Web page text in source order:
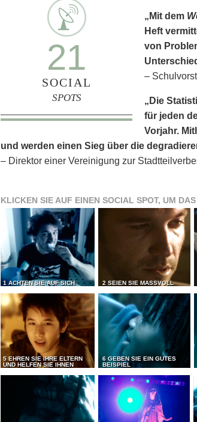
21
SOCIAL
SPOTS
„Mit dem
Heft
von
–
„Die
für jeden
Vorjahr.
und werden einen Sieg über die
– Direktor einer Vereinigung zur
KLICKEN SIE AUF EINEN SOCIAL SPOT, UM
1 ACHTEN SIE AUF SICH 2 SEIEN SIE MASSVOLL
5 EHREN SIE IHRE ELTERN
UND HELFEN SIE IHNEN
6 GEBEN SIE EIN GUTES
BEISPIEL